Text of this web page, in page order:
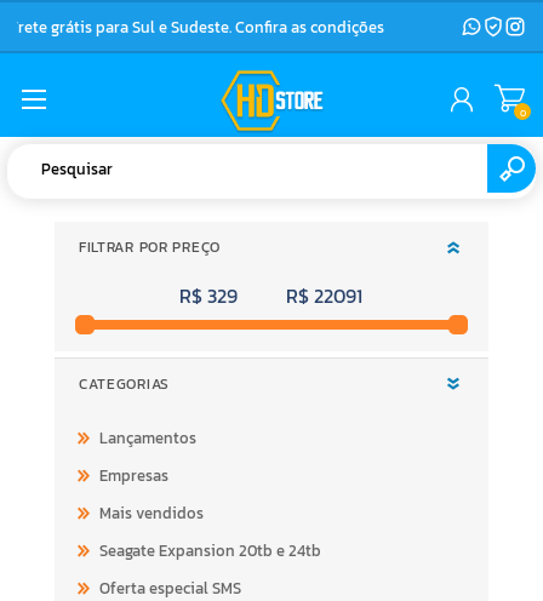
Frete grátis para Sul e Sudeste. Confira as condições
0
FILTRAR POR PREÇO
R$ 329 R$ 22091
CATEGORIAS
Lançamentos
Empresas
Mais vendidos
Seagate Expansion 20tb e 24tb
Oferta especial SMS